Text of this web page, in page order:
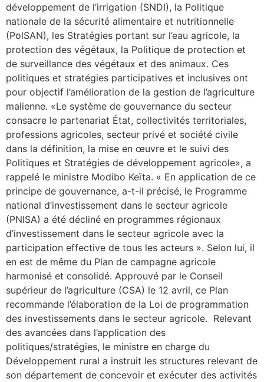
développement de l’irrigation (SNDI), la Politique
nationale de la sécurité alimentaire et nutritionnelle
(PolSAN), les Stratégies portant sur l’eau agricole, la
protection des végétaux, la Politique de protection et
de surveillance des végétaux et des animaux. Ces
politiques et stratégies participatives et inclusives ont
pour objectif l’amélioration de la gestion de l’agriculture
malienne. «Le système de gouvernance du secteur
consacre le partenariat État, collectivités territoriales,
professions agricoles, secteur privé et société civile
dans la définition, la mise en œuvre et le suivi des
Politiques et Stratégies de développement agricole», a
rappelé le ministre Modibo Keïta. « En application de ce
principe de gouvernance, a-t-il précisé, le Programme
national d’investissement dans le secteur agricole
(PNISA) a été décliné en programmes régionaux
d’investissement dans le secteur agricole avec la
participation effective de tous les acteurs ». Selon lui, il
en est de même du Plan de campagne agricole
harmonisé et consolidé. Approuvé par le Conseil
supérieur de l’agriculture (CSA) le 12 avril, ce Plan
recommande l’élaboration de la Loi de programmation
des investissements dans le secteur agricole. Relevant
des avancées dans l’application des
politiques/stratégies, le ministre en charge du
Développement rural a instruit les structures relevant de
son département de concevoir et exécuter des activités